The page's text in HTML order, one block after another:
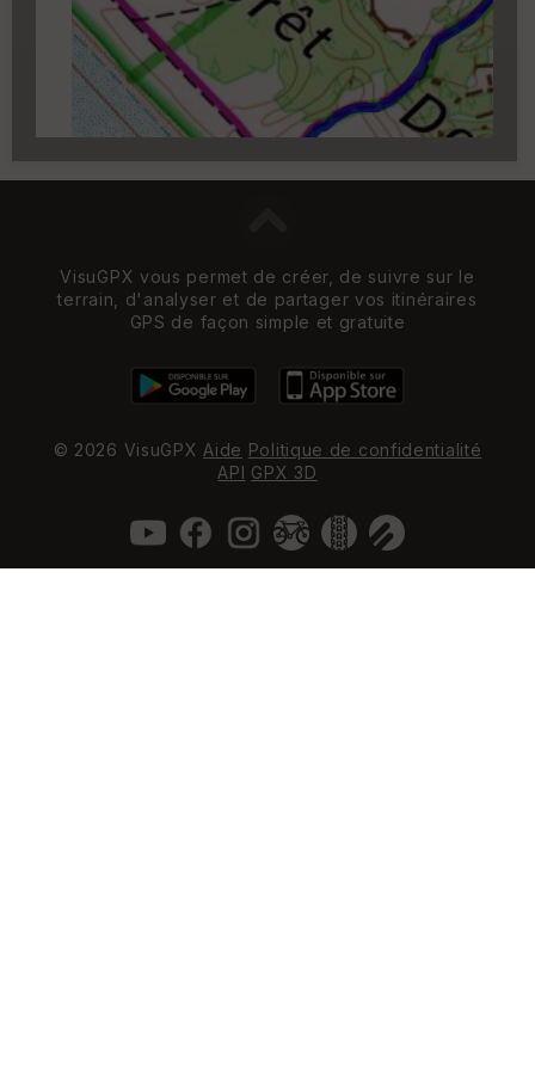
zoom 14)
VisuGPX vous permet de créer, de suivre sur le
terrain, d'analyser et de partager vos itinéraires
GPS de façon simple et gratuite
© 2026 VisuGPX Aide Politique de confidentialité
API GPX 3D